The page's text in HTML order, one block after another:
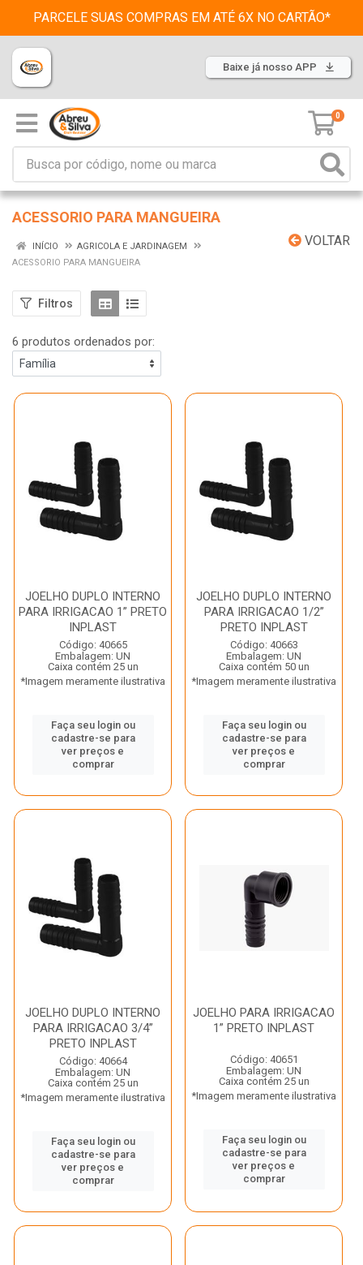
PARCELE SUAS COMPRAS EM ATÉ 6X NO CARTÃO*
Baixe já nosso APP
0
ACESSORIO PARA MANGUEIRA
VOLTAR
INÍCIO
AGRICOLA E JARDINAGEM
ACESSORIO PARA MANGUEIRA
Filtros
6 produtos ordenados por:
JOELHO DUPLO INTERNO
PARA IRRIGACAO 1” PRETO
INPLAST
Código: 40665
Embalagem: UN
Caixa contém 25 un
*Imagem meramente ilustrativa
Faça seu login ou
cadastre-se para
ver preços e
comprar
JOELHO DUPLO INTERNO
PARA IRRIGACAO 1/2”
PRETO INPLAST
Código: 40663
Embalagem: UN
Caixa contém 50 un
*Imagem meramente ilustrativa
Faça seu login ou
cadastre-se para
ver preços e
comprar
JOELHO DUPLO INTERNO
PARA IRRIGACAO 3/4”
PRETO INPLAST
Código: 40664
Embalagem: UN
Caixa contém 25 un
*Imagem meramente ilustrativa
Faça seu login ou
cadastre-se para
ver preços e
comprar
JOELHO PARA IRRIGACAO
1” PRETO INPLAST
Código: 40651
Embalagem: UN
Caixa contém 25 un
*Imagem meramente ilustrativa
Faça seu login ou
cadastre-se para
ver preços e
comprar